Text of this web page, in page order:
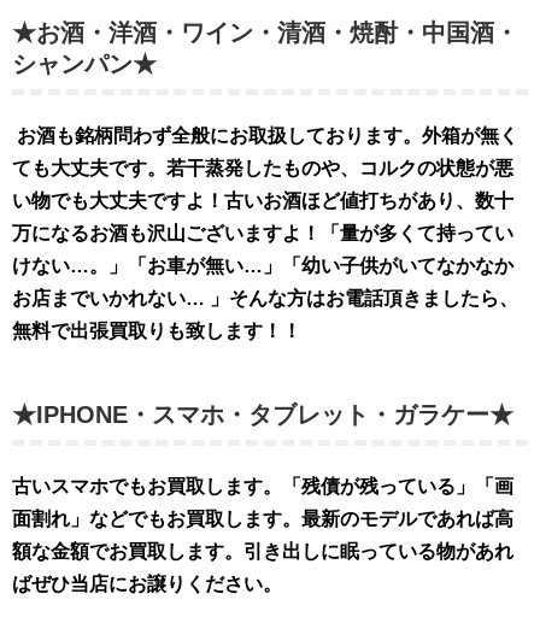
★お酒・洋酒・ワイン・清酒・焼酎・中国酒・
シャンパン★
お酒も銘柄問わず全般にお取扱しております。外箱が無く
ても大丈夫です。若干蒸発したものや、コルクの状態が悪
い物でも大丈夫ですよ！古いお酒ほど値打ちがあり、数十
万になるお酒も沢山ございますよ！「量が多くて持ってい
けない…。」「お車が無い…」「幼い子供がいてなかなか
お店までいかれない… 」そんな方はお電話頂きましたら、
無料で出張買取りも致します！！
★IPHONE・スマホ・タブレット・ガラケー★
古いスマホでもお買取します。「残債が残っている」「画
面割れ」などでもお買取します。最新のモデルであれば高
額な金額でお買取します。引き出しに眠っている物があれ
ばぜひ当店にお譲りください。